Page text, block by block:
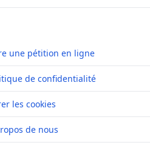
une pétition en ligne
de confidentialité
les cookies
de nous